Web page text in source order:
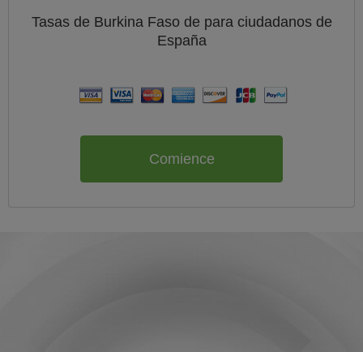
Tasas de Burkina Faso de para ciudadanos de
España
Comience